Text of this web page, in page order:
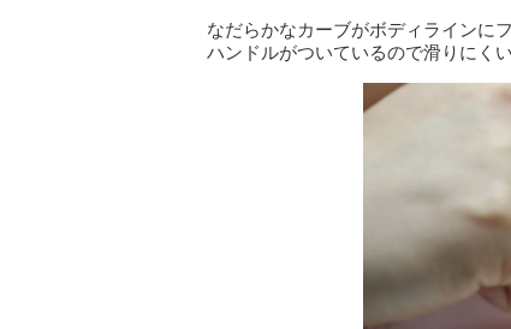
なだらかなカーブがボディラインに
ハンドルがついているので滑りにく